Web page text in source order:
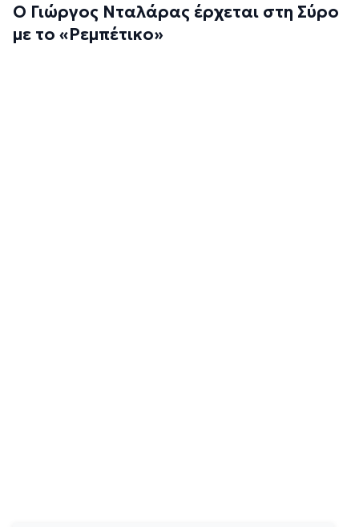
Ο Γιώργος Νταλάρας έρχεται στη Σύρο
με το «Ρεμπέτικο»